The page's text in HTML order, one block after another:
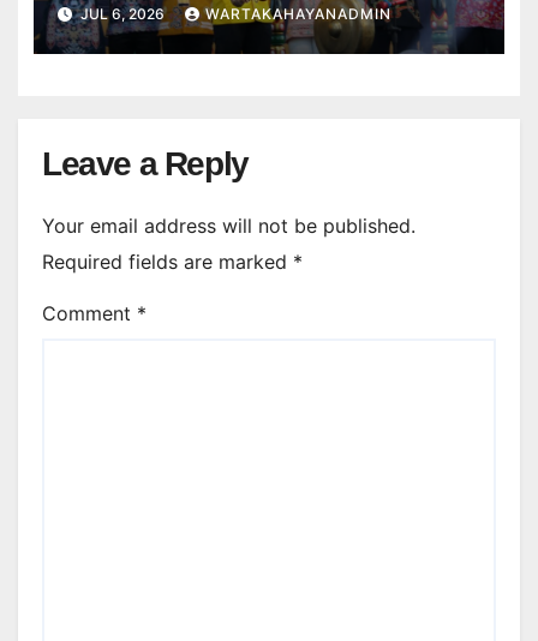
JUL 6, 2026 WARTAKAHAYANADMIN
Leave a Reply
Your email address will not be published.
Required fields are marked *
Comment *